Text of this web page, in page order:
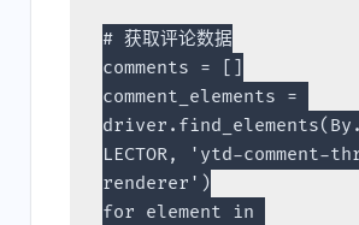
# 获取评论数据
comments = []
comment_elements =
LECTOR, 'ytd-comment-
renderer')
for element in